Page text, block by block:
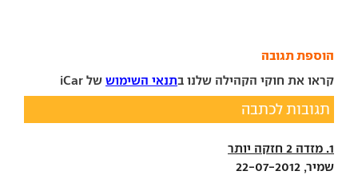
הוספת תגובה
קראו את חוקי הקהילה שלנו בתנאי השימוש של iCar
תגובות לכתבה
1. מזדה 2 חזקה יותר
שמיר, 22-07-2012